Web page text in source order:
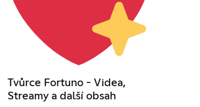
Tvůrce Fortuno - Videa,
Streamy a další obsah